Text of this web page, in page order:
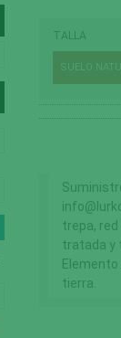
TALLA
SUELO
trepa, red
tratada y
tierra.